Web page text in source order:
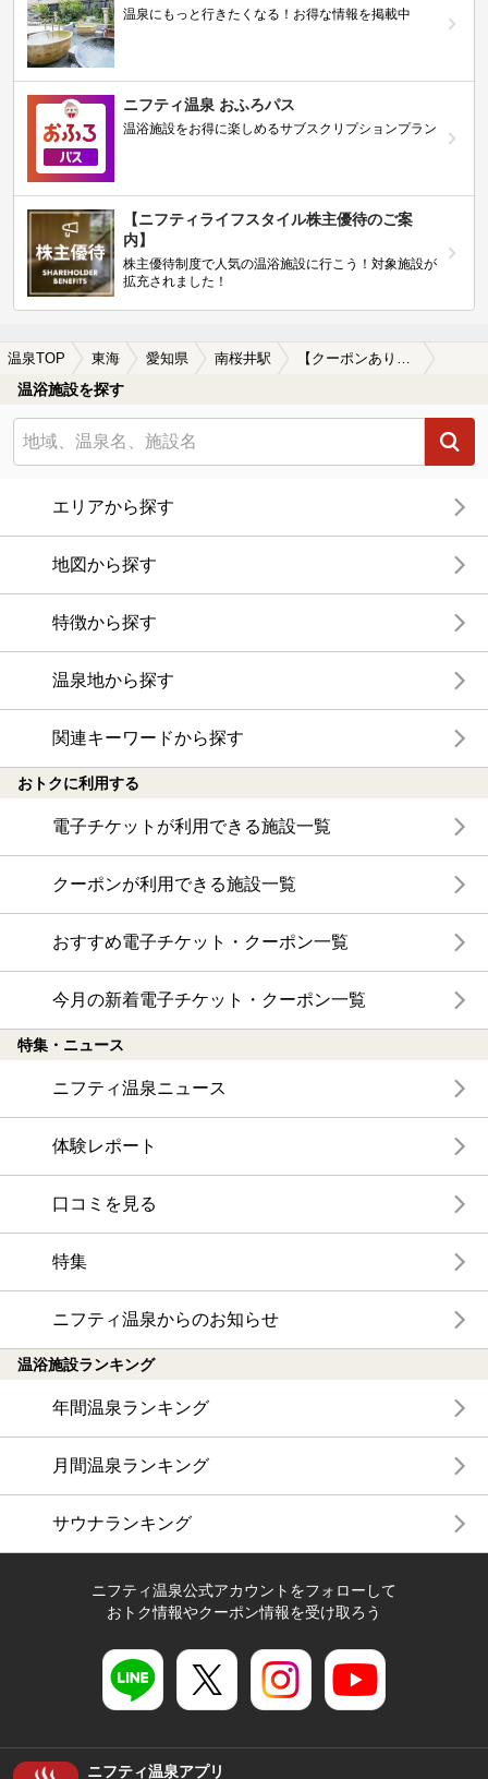
温泉にもっと行きたくなる！お得な情報を掲載中
ニフティ温泉 おふろパス
温浴施設をお得に楽しめるサブスクリプションプラン
【ニフティライフスタイル株主優待のご案
内】
株主優待制度で人気の温浴施設に行こう！対象施設が
拡充されました！
温泉TOP 東海 愛知県 南桜井駅
温浴施設を探す
エリアから探す
地図から探す
特徴から探す
温泉地から探す
関連キーワードから探す
おトクに利用する
電子チケットが利用できる施設一覧
クーポンが利用できる施設一覧
おすすめ電子チケット・クーポン一覧
今月の新着電子チケット・クーポン一覧
特集・ニュース
ニフティ温泉ニュース
体験レポート
口コミを見る
特集
ニフティ温泉からのお知らせ
温浴施設ランキング
年間温泉ランキング
月間温泉ランキング
サウナランキング
ニフティ温泉公式アカウントをフォローして
おトク情報やクーポン情報を受け取ろう
ニフティ温泉アプリ